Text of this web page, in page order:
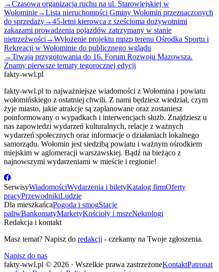
→Czasowa organizacja ruchu na ul. Starowiejskiej w
Wołominie→Lista nieruchomości Gminy Wołomin przeznaczonych
do sprzedaży→45-letni kierowca z sześcioma dożywotnimi
zakazami prowadzenia pojazdów zatrzymany w stanie
nietrzeźwości →Wyłożenie projektu mpzp terenu Ośrodka Sportu i
Rekreacji w Wołominie do publicznego wglądu
→Trwają przygotowania do 16. Forum Rozwoju Mazowsza.
Znamy pierwsze tematy tegorocznej edycji
fakty-wwl.pl
fakty-wwl.pl to najważniejsze wiadomości z Wołomina i powiatu
wołomińskiego z ostatniej chwili. Z nami będziesz wiedział, czym
żyje miasto, jakie atrakcje są zaplanowane oraz zostaniesz
poinformowany o wypadkach i interwencjach służb. Znajdziesz u
nas zapowiedzi wydarzeń kulturalnych, relacje z ważnych
wydarzeń społecznych oraz informacje o działaniach lokalnego
samorządu. Wołomin jest siedzibą powiatu i ważnym ośrodkiem
miejskim w aglomeracji warszawskiej. Bądź na bieżąco z
najnowszymi wydarzeniami w mieście i regionie!
SerwisyWiadomościWydarzenia i biletyKatalog firmOferty
pracyPrzewodnikiLudzie
Dla mieszkańcaPogoda i smogStacje
paliwBankomatyMarketyKościoły i mszeNekrologi
Redakcja i kontakt
Masz temat? Napisz do redakcji - czekamy na Twoje zgłoszenia.
Napisz do nas
fakty-wwl.pl © 2026 · Wszelkie prawa zastrzeżoneKontaktPatronat